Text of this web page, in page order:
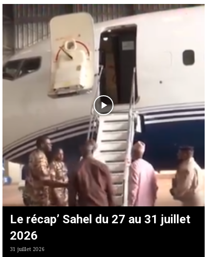
Le récap’ Sahel du 27 au 31 juillet
2026
31 juillet 2026